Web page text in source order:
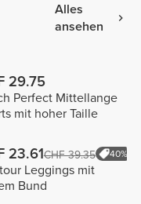
Alles
ansehen
29.75
Perfect Mittellange
mit hoher Taille
23.61CHF 39.35 40%
Leggings mit
Bund